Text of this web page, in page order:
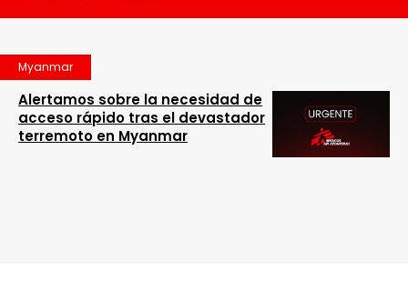
Myanmar
Alertamos sobre la necesidad de
acceso rápido tras el devastador
terremoto en Myanmar